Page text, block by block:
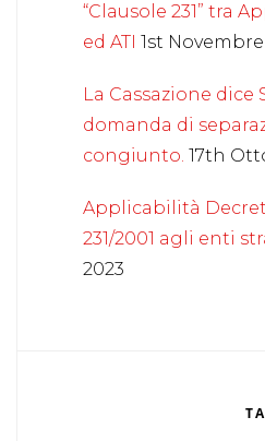
“Clausole 231” tra
ed ATI 1st Novembre
La Cassazione dice
domanda di
congiunto. 17th
Applicabilità
231/2001 agli enti
2023